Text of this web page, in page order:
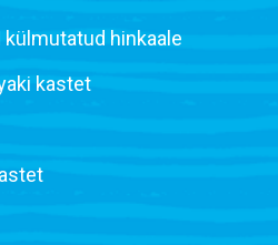
külmutatud hinkaale
kastet